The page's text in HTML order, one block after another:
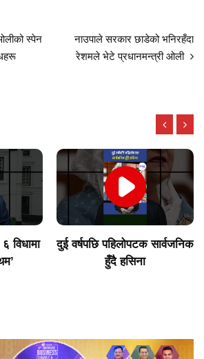
स्पेन
नाउपाले सरकार छाडेको भनिरहँदा
रेशमले भेटे प्रधानमन्त्री ओली
विधामा
दुई वर्षपछि पहिलोपटक सार्वजनिक
हुँदै हसिना